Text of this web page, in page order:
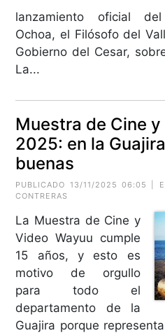
lanzamiento oficial
Ochoa, el Filósofo del
Gobierno del Cesar,
La...
Muestra de Cine
2025: en la
buenas
PUBLICADO 13/11/2025 06:05 |
CONTRERAS
La Muestra de Cine y
Video Wayuu cumple
15 años, y esto es
motivo de orgullo
para todo el
departamento de la
Guajira porque